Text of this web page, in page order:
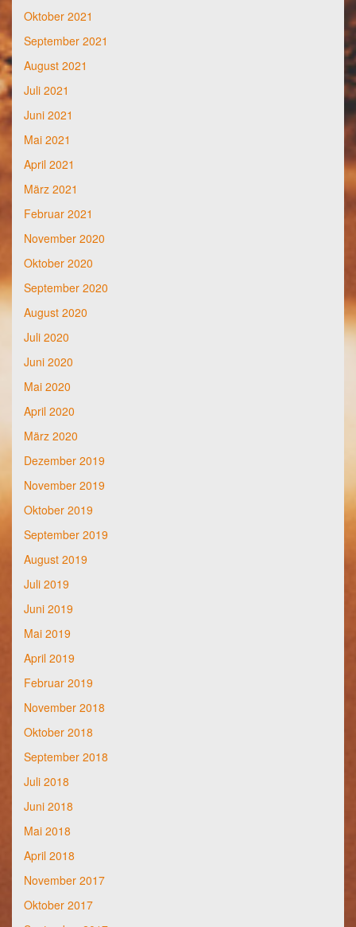
Oktober 2021
September 2021
August 2021
Juli 2021
Juni 2021
Mai 2021
April 2021
März 2021
Februar 2021
November 2020
Oktober 2020
September 2020
August 2020
Juli 2020
Juni 2020
Mai 2020
April 2020
März 2020
Dezember 2019
November 2019
Oktober 2019
September 2019
August 2019
Juli 2019
Juni 2019
Mai 2019
April 2019
Februar 2019
November 2018
Oktober 2018
September 2018
Juli 2018
Juni 2018
Mai 2018
April 2018
November 2017
Oktober 2017